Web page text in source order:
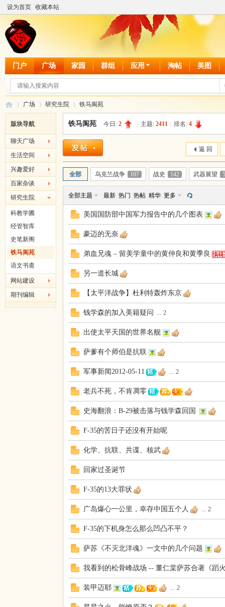
设为首页 收藏本站
门户 广场 家园 群组 应用 淘帖 美图
爱 »
广场
›
研究生院
›
铁马阆苑
版块导航
聊天广场
生活空间
兴趣爱好
百家杂谈
研究生院
科教学圃
经管智库
史笔新阁
铁马阆苑
语文书斋
网站建设
期刊编辑
铁马阆苑 今日: 2 主题: 2411 排名: 4
返 回
全部 乌克兰战争 107 战史 142 武器展望
全部主题 最新 热门 热帖 精华 更多
美国国防部中国军力报告中的几个图表
豪迈的无奈
弟血兄魂 – 留美学童中的黄仲良和黄季良
另一道长城
【太平洋战争】杜利特轰炸东京
钱学森的加入美籍疑问 ... 2
出使太平天国的世界名舰
萨爹有个师伯是抗联
军事新闻2012-05-11 ... 2
老兵不死，不肯凋零
史海翻浪：B-29被击落与钱学森回国
F-35的苦日子还没有开始呢
化学、抗联、共谍、核武
回家过圣诞节
F-35的13大罪状
广岛爆心一公里，幸存中国五个人 ... 2
F-35的下机身怎么那么凹凸不平？
萨苏《不灭北洋魂》一文中的几个问题
我看到的松骨峰战场 -- 董仁棠萨苏合著《蹈
装甲迈耶 ... 2